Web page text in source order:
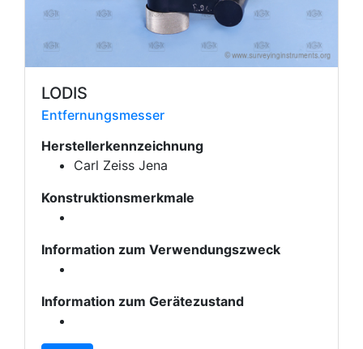
LODIS
Entfernungsmesser
Herstellerkennzeichnung
Carl Zeiss Jena
Konstruktionsmerkmale
Information zum Verwendungszweck
Information zum Gerätezustand